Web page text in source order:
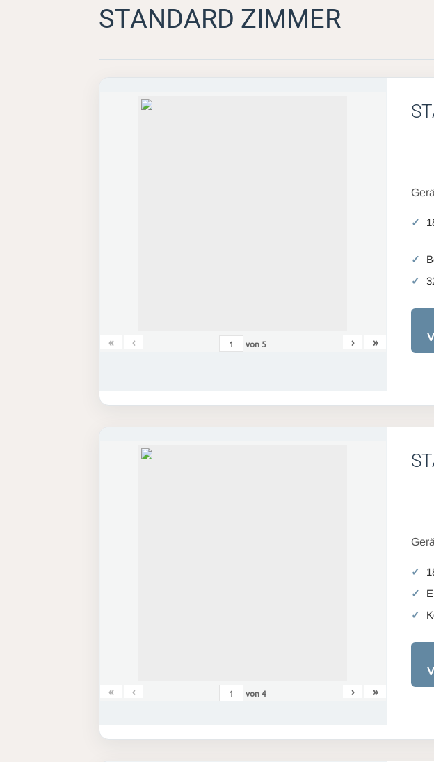
STANDARD ZIMMER
« ‹ von 5 › »
« ‹ von4 › »